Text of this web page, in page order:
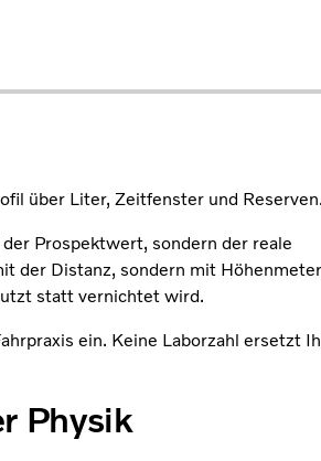
über Liter, Zeitfenster und Reserven.
Prospektwert, sondern der reale
der Distanz, sondern mit
statt vernichtet wird.
ein. Keine Laborzahl ersetzt
Physik